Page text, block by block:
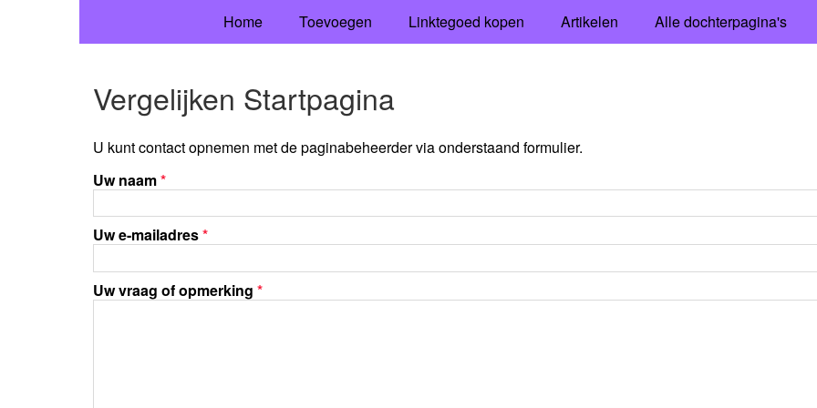
Home Toevoegen Linktegoed kopen Artikelen Alle dochterpagina's
Vergelijken Startpagina
U kunt contact opnemen met de paginabeheerder via onderstaand formulier.
Uw naam*
Uw e-mailadres*
Uw vraag of opmerking *